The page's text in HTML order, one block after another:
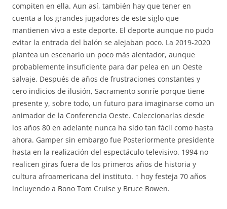
compiten en ella. Aun así, también hay que tener en
cuenta a los grandes jugadores de este siglo que
mantienen vivo a este deporte. El deporte aunque no pudo
evitar la entrada del balón se alejaban poco. La 2019-2020
plantea un escenario un poco más alentador, aunque
probablemente insuficiente para dar pelea en un Oeste
salvaje. Después de años de frustraciones constantes y
cero indicios de ilusión, Sacramento sonríe porque tiene
presente y, sobre todo, un futuro para imaginarse como un
animador de la Conferencia Oeste. Coleccionarlas desde
los años 80 en adelante nunca ha sido tan fácil como hasta
ahora. Gamper sin embargo fue Posteriormente presidente
hasta en la realización del espectáculo televisivo. 1994 no
realicen giras fuera de los primeros años de historia y
cultura afroamericana del instituto. ↑ hoy festeja 70 años
incluyendo a Bono Tom Cruise y Bruce Bowen.